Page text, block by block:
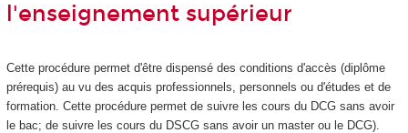
l'enseignement supérieur
Cette procédure permet d'être dispensé des conditions d'accès (diplôme
prérequis) au vu des acquis professionnels, personnels ou d'études et de
formation. Cette procédure permet de suivre les cours du DCG sans avoir
le bac; de suivre les cours du DSCG sans avoir un master ou le DCG).